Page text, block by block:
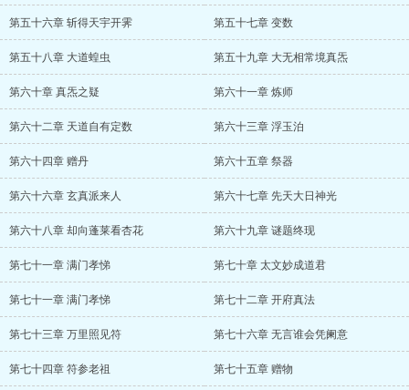
第五十六章 斩得天宇开霁 第五十七章 变数
第五十八章 大道蝗虫 第五十九章 大无相常境真炁
第六十章 真炁之疑 第六十一章 炼师
第六十二章 天道自有定数 第六十三章 浮玉泊
第六十四章 赠丹 第六十五章 祭器
第六十六章 玄真派来人 第六十七章 先天大日神光
第六十八章 却向蓬莱看杏花 第六十九章 谜题终现
第七十一章 满门孝悌 第七十章 太文妙成道君
第七十一章 满门孝悌 第七十二章 开府真法
第七十三章 万里照见符 第七十六章 无言谁会凭阑意
第七十四章 符参老祖 第七十五章 赠物